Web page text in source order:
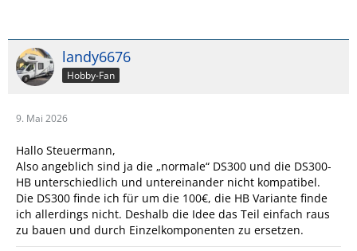
landy6676
Hobby-Fan
9. Mai 2026
Hallo Steuermann,
Also angeblich sind ja die „normale“ DS300 und die DS300-
HB unterschiedlich und untereinander nicht kompatibel.
Die DS300 finde ich für um die 100€, die HB Variante finde
ich allerdings nicht. Deshalb die Idee das Teil einfach raus
zu bauen und durch Einzelkomponenten zu ersetzen.